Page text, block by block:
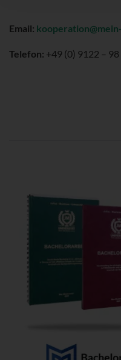
Email:
Telefon: +49 (0) 9122 –